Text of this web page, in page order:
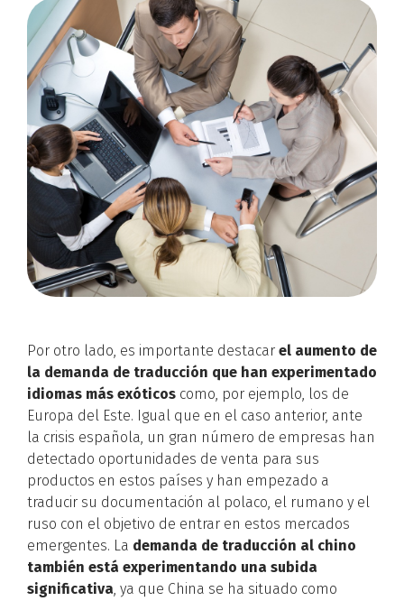
Por otro lado, es importante destacar el aumento de
la demanda de traducción que han experimentado
idiomas más exóticos como, por ejemplo, los de
Europa del Este. Igual que en el caso anterior, ante
la crisis española, un gran número de empresas han
detectado oportunidades de venta para sus
productos en estos países y han empezado a
traducir su documentación al polaco, el rumano y el
ruso con el objetivo de entrar en estos mercados
emergentes. La demanda de traducción al chino
también está experimentando una subida
significativa, ya que China se ha situado como